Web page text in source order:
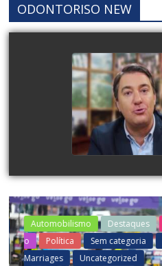
ODONTORISO NEW
DEPUTADO
GIACOBO E
CHICO
SOBRE A
watch
Automobilismo Destaques
o
Política Sem categoria
Marriages
Uncategorized